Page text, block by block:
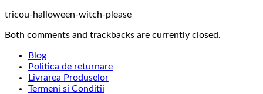
tricou-halloween-witch-please
Both comments and trackbacks are currently closed.
Blog
Politica de returnare
Livrarea Produselor
Termeni si Conditii